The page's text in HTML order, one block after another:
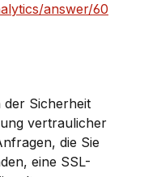
answer/60
der Sicherheit
vertraulicher
die Sie
eine SSL-